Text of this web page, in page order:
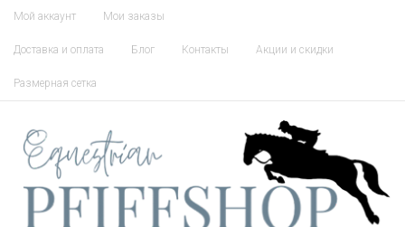
Мой аккаунт Мои заказы
Доставка и оплата Блог Контакты Акции и скидки
Размерная сетка